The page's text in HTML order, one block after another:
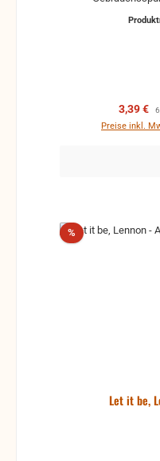
3,39 €
Preise inkl.
%Rabatt
Let it be,